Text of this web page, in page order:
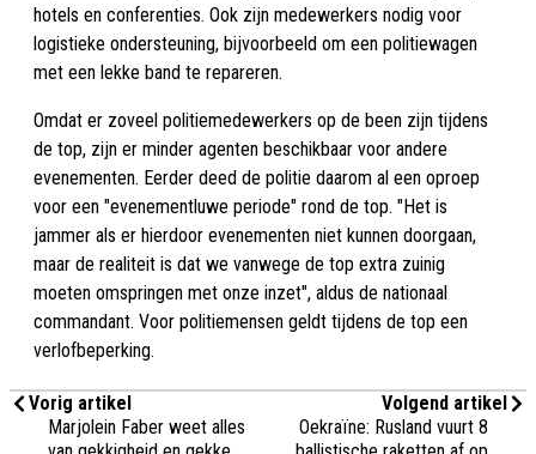
hotels en conferenties. Ook zijn medewerkers nodig voor
logistieke ondersteuning, bijvoorbeeld om een politiewagen
met een lekke band te repareren.
Omdat er zoveel politiemedewerkers op de been zijn tijdens
de top, zijn er minder agenten beschikbaar voor andere
evenementen. Eerder deed de politie daarom al een oproep
voor een "evenementluwe periode" rond de top. "Het is
jammer als er hierdoor evenementen niet kunnen doorgaan,
maar de realiteit is dat we vanwege de top extra zuinig
moeten omspringen met onze inzet", aldus de nationaal
commandant. Voor politiemensen geldt tijdens de top een
verlofbeperking.
Vorig artikel
Marjolein Faber weet alles
Volgend artikel
Oekraïne: Rusland vuurt 8